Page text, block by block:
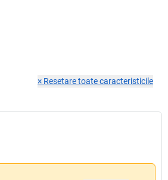
× Resetare toate caracteristicile